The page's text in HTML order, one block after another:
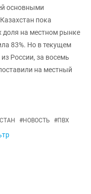
основными
пока
доля на местном рынке
83%. Но в текущем
России, за восемь
на местный
#НОВОСТЬ #ПВХ